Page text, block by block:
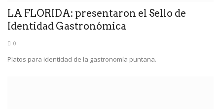
LA FLORIDA: presentaron el Sello de
Identidad Gastronómica
0
Platos para identidad de la gastronomía puntana.